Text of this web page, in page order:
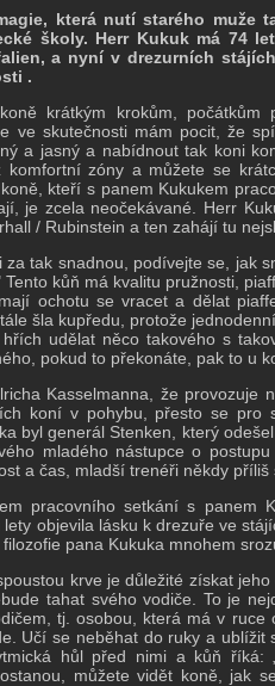
která nutí starého
školy. Herr Kukuk má 74
a nyní v drezurních
.
krátkým krokům,
ve skutečnosti mám pocit, že
a jasný a nabídnout tak koni
komfortní zóny a můžete se
kteří s panem Kukukem
je zcela neočekávané. Herr
/ Rubinstein a ten zahájí tu
za tak snadnou, podívejte se, jak
kůň má kvalitu pružnosti,
ochotu se vracet a dělat
šla kupředu, protože
udělat něco takového s
​​pokud to překonáte, pak to u
Kasselmanna, že provozuje
koní v pohybu, přesto se pro
byl generál Stenken, který
mladého nástupce o
a čas, mladší trenéři někdy
pracovního setkání s panem
objevila lásku k drezuře ve
pana Kukuka mnohem
krve je důležité získat
tahat svého vodiče. To je
tj. osobou, která má v
Učí se neběhat do ruky a
hůl před nimi a kůň říká:
můžete vidět koně, jak